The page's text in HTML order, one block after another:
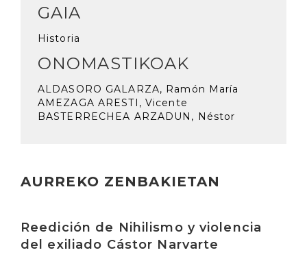
GAIA
Historia
ONOMASTIKOAK
ALDASORO GALARZA, Ramón María
AMEZAGA ARESTI, Vicente
BASTERRECHEA ARZADUN, Néstor
AURREKO ZENBAKIETAN
Reedición de Nihilismo y violencia
del exiliado Cástor Narvarte